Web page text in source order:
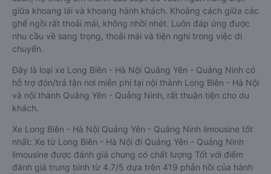
giữa khoang lái và khoang hành khách. Khoảng cách giữa các
ghế ngồi rất thoải mái, không nhồi nhét. Luôn đáp ứng được
nhu cầu về sang trọng, thoải mái và tiện nghi trong việc di
chuyển.
Đây là loại xe Long Biên - Hà Nội Quảng Yên - Quảng Ninh có
hỗ trợ đón/trả tận nơi miễn phí tại nội thành Long Biên - Hà Nội
và nội thành Quảng Yên - Quảng Ninh, rất thuận tiện cho du
khách.
Xe Long Biên - Hà Nội Quảng Yên - Quảng Ninh limousine tốt
nhất: Xe từ Long Biên - Hà Nội đi Quảng Yên - Quảng Ninh
limousine được đánh giá chung có chất lượng Tốt với điểm
đánh giá trung bình từ 4.7/5 dựa trên 419 phản hồi của hành